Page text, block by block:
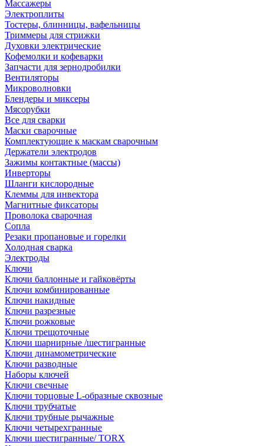
Массажеры
Электроплиты
Тостеры, блинницы, вафельницы
Триммеры для стрижки
Духовки электрические
Кофемолки и кофеварки
Запчасти для зернодробилки
Вентиляторы
Микроволновки
Блендеры и миксеры
Мясорубки
Все для сварки
Маски сварочные
Комплектующие к маскам сварочным
Держатели электродов
Зажимы контактные (массы)
Инверторы
Шланги кислородные
Клеммы для инвектора
Магнитные фиксаторы
Проволока сварочная
Сопла
Резаки пропановые и горелки
Холодная сварка
Электроды
Ключи
Ключи баллонные и гайковёрты
Ключи комбинированные
Ключи накидные
Ключи разрезные
Ключи рожковые
Ключи трещоточные
Ключи шарнирные /шестигранные
Ключи динамометрические
Ключи разводные
Наборы ключей
Ключи свечные
Ключи торцовые L-образные сквозные
Ключи трубчатые
Ключи трубные рычажные
Ключи четырехгранные
Ключи шестигранные/ TORX